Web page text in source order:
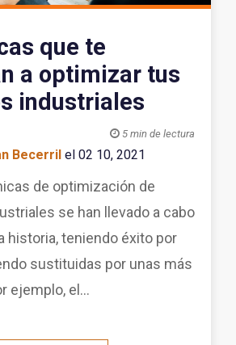
que te
a optimizar tus
industriales
 5 min de lectura
Becerril el 02 10, 2021
de optimización de
se han llevado a cabo
historia, teniendo éxito por
sustituidas por unas más
ejemplo, el...